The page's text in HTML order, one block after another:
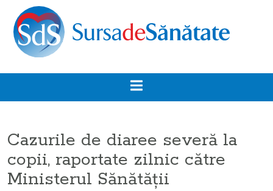
Cazurile de diaree severă la
copii, raportate zilnic către
Ministerul Sănătăţii